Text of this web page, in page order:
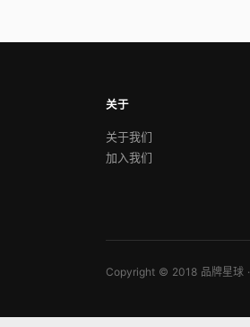
关于
关于我们
加入我们
Copyright © 2018 品牌星球 ·